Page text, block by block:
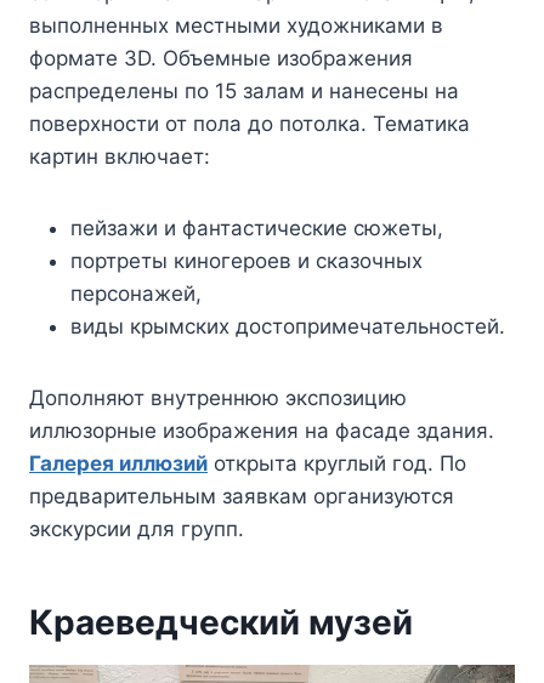
выполненных местными художниками в
формате 3D. Объемные изображения
распределены по 15 залам и нанесены на
поверхности от пола до потолка. Тематика
картин включает:
пейзажи и фантастические сюжеты,
портреты киногероев и сказочных
персонажей,
виды крымских достопримечательностей.
Дополняют внутреннюю экспозицию
иллюзорные изображения на фасаде здания.
Галерея иллюзий открыта круглый год. По
предварительным заявкам организуются
экскурсии для групп.
Краеведческий музей